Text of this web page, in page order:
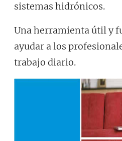
sistemas hidrónicos.
Una herramienta útil y
ayudar a los
trabajo diario.